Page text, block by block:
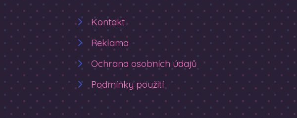
Kontakt
Reklama
Ochrana osobních údajů
Podmínky použití